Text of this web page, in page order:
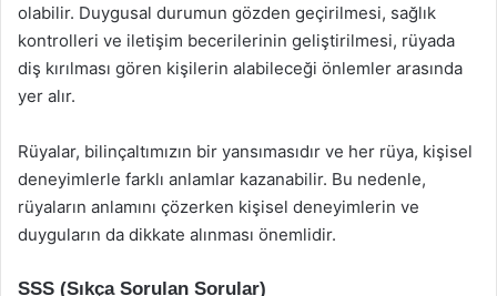
olabilir. Duygusal durumun gözden geçirilmesi, sağlık
kontrolleri ve iletişim becerilerinin geliştirilmesi, rüyada
diş kırılması gören kişilerin alabileceği önlemler arasında
yer alır.
Rüyalar, bilinçaltımızın bir yansımasıdır ve her rüya, kişisel
deneyimlerle farklı anlamlar kazanabilir. Bu nedenle,
rüyaların anlamını çözerken kişisel deneyimlerin ve
duyguların da dikkate alınması önemlidir.
SSS (Sıkça Sorulan Sorular)